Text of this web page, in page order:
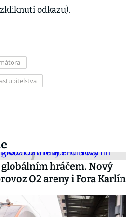
odkazu).
globálním hráčem. Nový
O2 areny i Fora Karlín